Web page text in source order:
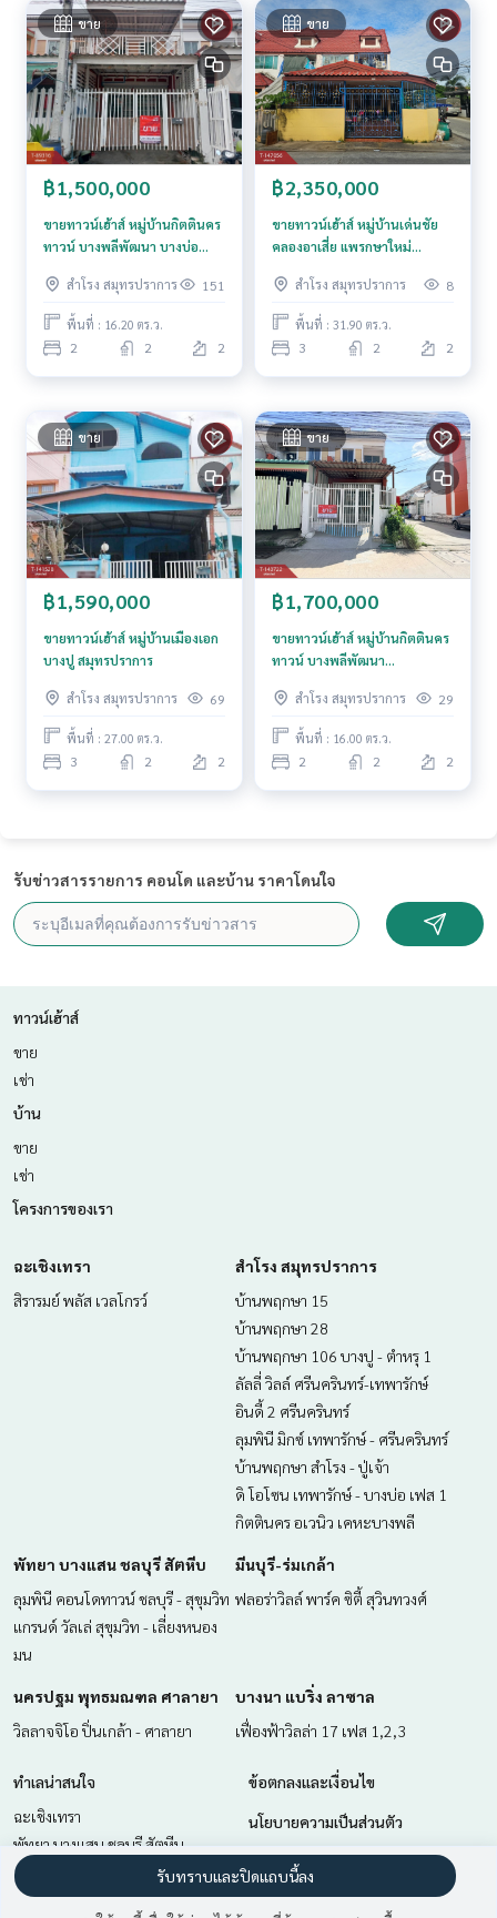
Tel :0638264569ตาล (รหัสตัวแทน 7571)
Line ID :0638264569
Callcenter :02-047-4282
สนใจดูทรัพย์อื่นๆ เพิ่มเติม มากกว่า 3,000 รายการ
www.tb.co.th
The Best Property Agent CO,.LTD. ผู้นำด้านธุรกิจนายหน้า ตัวแ
ทนอสังหาริมทรัพย์ครบวงจร ด้วยความเป็นมืออาชีพ ใช้เทคโนโล
ยี และ นวัตกรรมที่สร้างสรรค์ เพื่อส่งมอบบริการที่ดีที่สุดเพื่อคุณ ใ
ขาย
฿1,500,000
ขายทาวน์เฮ้าส์ หมู่บ้านกิตตินคร
ทาวน์ บางพลีพัฒนา บางบ่อ
สำโรง สมุทรปราการ
151
พื้นที่ : 16.20 ตร.ว.
2 2 2
ขาย
฿2,350,000
ขายทาวน์เฮ้าส์ หมู่บ้านเด่นชัย
คลองอาเสี่ย แพรกษาใหม่
สำโรง สมุทรปราการ
8
พื้นที่ : 31.90 ตร.ว.
3 2 2
ขาย
฿1,590,000
ขายทาวน์เฮ้าส์ หมู่บ้านเมืองเอก
บางปู สมุทรปราการ
สำโรง สมุทรปราการ 69
พื้นที่ : 27.00 ตร.ว.
3 2 2
ขาย
฿1,700,000
ขายทาวน์เฮ้าส์ หมู่บ้านกิตตินคร
ทาวน์ บางพลีพัฒนา
Phatthana) บางบ่อ
สมุทรปราการ
สำโรง สมุทรปราการ 29
พื้นที่ : 16.00 ตร.ว.
2 2 2
รับข่าวสารรายการ คอนโด และบ้าน ราคาโดนใจ
ทาวน์เฮ้าส์
ขาย
เช่า
บ้าน
ขาย
เช่า
โครงการของเรา
ฉะเชิงเทรา
สิรารมย์ พลัส เวลโกรว์
สำโรง สมุทรปราการ
บ้านพฤกษา 15
บ้านพฤกษา 28
บ้านพฤกษา 106 บางปู - ตำหรุ 1
ลัลลี่ วิลล์ ศรีนครินทร์-เทพารักษ์
อินดี้ 2 ศรีนครินทร์
ลุมพินี มิกซ์ เทพารักษ์ - ศรีนครินทร์
บ้านพฤกษา สำโรง - ปู่เจ้า
ดิ โอโซน เทพารักษ์ - บางบ่อ เฟส 1
กิตตินคร อเวนิว เคหะบางพลี
พัทยา บางแสน ชลบุรี สัตหีบ
ลุมพินี คอนโดทาวน์ ชลบุรี - สุขุมวิท
แกรนด์ วัลเล่ สุขุมวิท - เลี่ยงหนอง
มน
มีนบุรี-ร่มเกล้า
ฟลอร่าวิลล์ พาร์ค ซิตี้ สุวินทวงศ์
นครปฐม พุทธมณฑล ศาลายา
วิลลาจจิโอ ปิ่นเกล้า - ศาลายา
บางนา แบริ่ง ลาซาล
เฟื่องฟ้าวิลล่า 17 เฟส 1,2,3
ทำเลน่าสนใจ
ฉะเชิงเทรา
พัทยา บางแสน ชลบุรี สัตหีบ
นครปฐม พุทธมณฑล ศาลายา
มีนบุรี-ร่มเกล้า
ข้อตกลงและเงื่อนไข
นโยบายความเป็นส่วนตัว
เกี่ยวกับเรา
วิธีการฝากขาย-เช่า
รับทราบและปิดแถบนี้ลง